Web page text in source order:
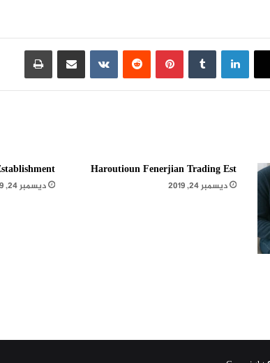
لينكدإن بينتيريست مشاركة عبر البريد طباعة
Haroutioun Fenerjian Trading Est
ديسمبر 24, 2019 ديسمبر 24, 2019